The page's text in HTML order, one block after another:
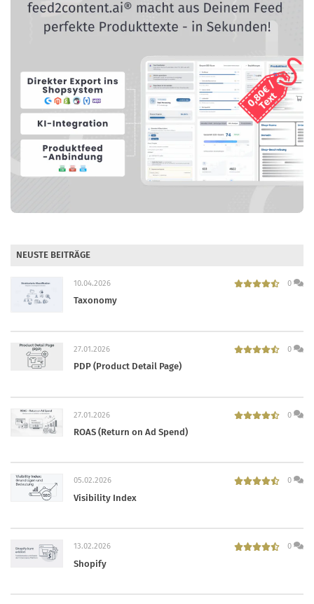
NEUSTE BEITRÄGE
10.04.2026 0
Taxonomy
27.01.2026 0
PDP (Product Detail Page)
27.01.2026 0
ROAS (Return on Ad Spend)
05.02.2026 0
Visibility Index
13.02.2026 0
Shopify